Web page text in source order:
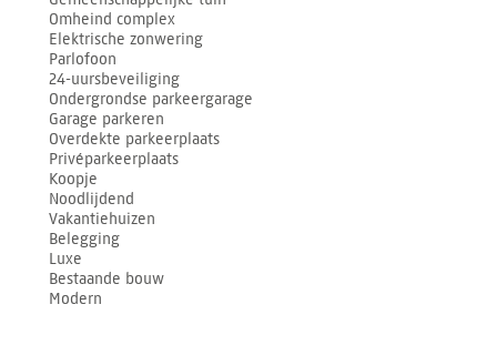
Omheind complex
Elektrische zonwering
Parlofoon
24-uursbeveiliging
Ondergrondse parkeergarage
Garage parkeren
Overdekte parkeerplaats
Privéparkeerplaats
Koopje
Noodlijdend
Vakantiehuizen
Belegging
Luxe
Bestaande bouw
Modern